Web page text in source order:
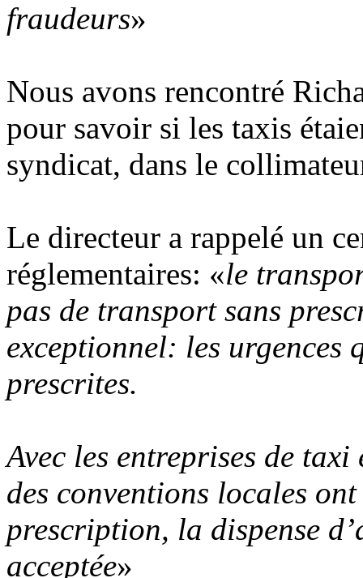
fraudeurs»
Nous avons rencontré
pour savoir si les taxis
syndicat, dans le
Le directeur a rappelé un
réglementaires: «le
pas de transport sans
exceptionnel: les
prescrites.
Avec les entreprises de
des conventions locales
prescription, la dispense
acceptée»